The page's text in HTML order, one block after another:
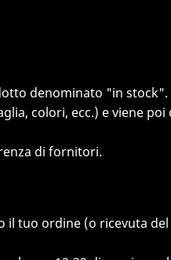
denominato "in stock".
colori, ecc.) e viene
di fornitori.
tuo ordine (o ricevuta